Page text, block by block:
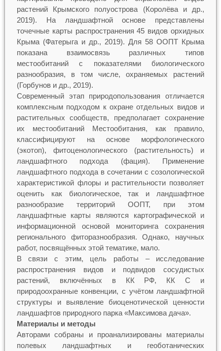
растений Крымского полуострова (Королёва и др.,
2019). На ландшафтной основе представлены
точечные карты распространения 45 видов орхидных
Крыма (Фатерыга и др., 2019). Для 58 ООПТ Крыма
показана взаимосвязь различных типов
местообитаний с показателями биологического
разнообразия, в том числе, охраняемых растений
(Горбунов и др., 2019).
Современный этап природопользования отличается
комплексным подходом к охране отдельных видов и
растительных сообществ, предполагает сохранение
их местообитаний Местообитания, как правило,
классифицируют на основе морфологического
(экотоп), фитоценологического (растительность) и
ландшафтного подхода (фация). Применение
ландшафтного подхода в сочетании с созологической
характеристикой флоры и растительности позволяет
оценить как биологическое, так и ландшафтное
разнообразие территорий ООПТ, при этом
ландшафтные карты являются картографической и
информационной основой мониторинга сохранения
регионального фиторазнообразия. Однако, научных
работ, посвящённых этой тематике, мало.
В связи с этим, цель работы – исследование
распространения видов и подвидов сосудистых
растений, включённых в КК РФ, КК С и
природоохранные конвенции, с учётом ландшафтной
структуры и выявление биоценотической ценности
ландшафтов природного парка «Максимова дача».
Материалы и методы
Авторами собраны и проанализированы материалы
полевых ландшафтных и геоботанических